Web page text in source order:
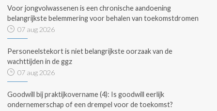
Voor jongvolwassenen is een chronische aandoening
belangrijkste belemmering voor behalen van toekomstdromen
07 aug 2026
Personeelstekort is niet belangrijkste oorzaak van de
wachttijden in de ggz
07 aug 2026
Goodwill bij praktijkovername (4): Is goodwill eerlijk
ondernemerschap of een drempel voor de toekomst?